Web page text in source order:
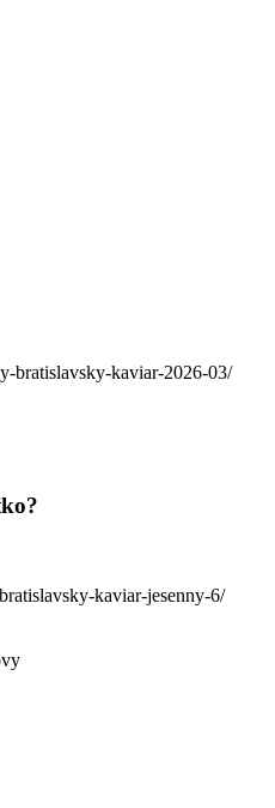
bratislavsky-kaviar-2026-03/
kaviar-jesenny-6/